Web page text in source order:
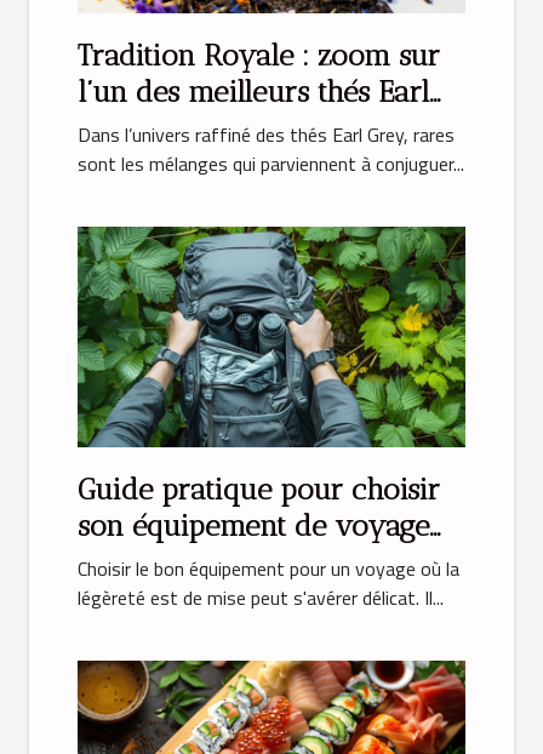
Tradition Royale : zoom sur
l’un des meilleurs thés Earl
Grey
Dans l’univers raffiné des thés Earl Grey, rares
sont les mélanges qui parviennent à conjuguer...
Guide pratique pour choisir
son équipement de voyage
léger
Choisir le bon équipement pour un voyage où la
légèreté est de mise peut s'avérer délicat. Il...